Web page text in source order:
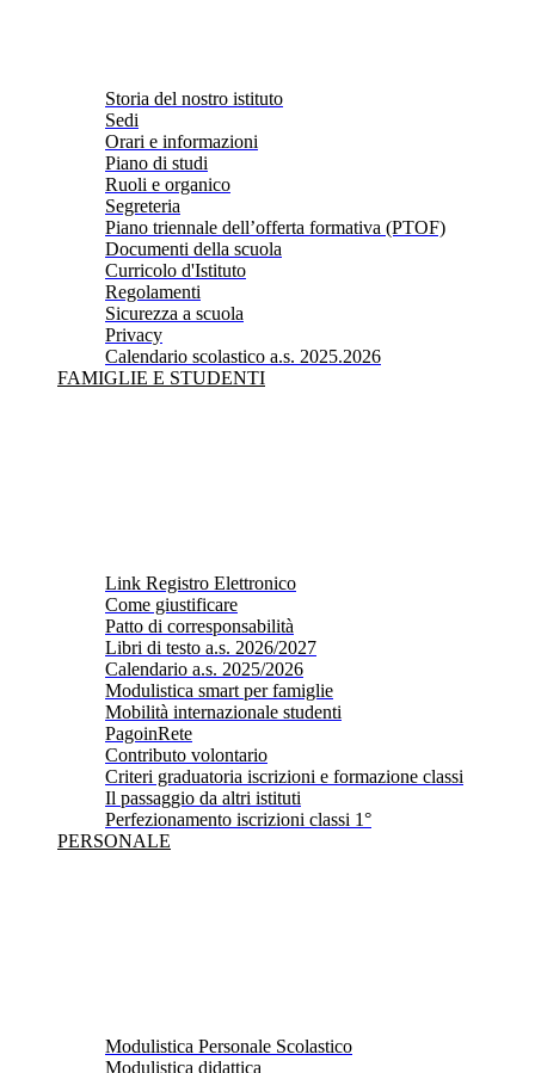
Storia del nostro istituto
Sedi
Orari e informazioni
Piano di studi
Ruoli e organico
Segreteria
Piano triennale dell’offerta formativa (PTOF)
Documenti della scuola
Curricolo d'Istituto
Regolamenti
Sicurezza a scuola
Privacy
Calendario scolastico a.s. 2025.2026
FAMIGLIE E STUDENTI
Link Registro Elettronico
Come giustificare
Patto di corresponsabilità
Libri di testo a.s. 2026/2027
Calendario a.s. 2025/2026
Modulistica smart per famiglie
Mobilità internazionale studenti
PagoinRete
Contributo volontario
Criteri graduatoria iscrizioni e formazione classi
Il passaggio da altri istituti
Perfezionamento iscrizioni classi 1°
PERSONALE
Modulistica Personale Scolastico
Modulistica didattica